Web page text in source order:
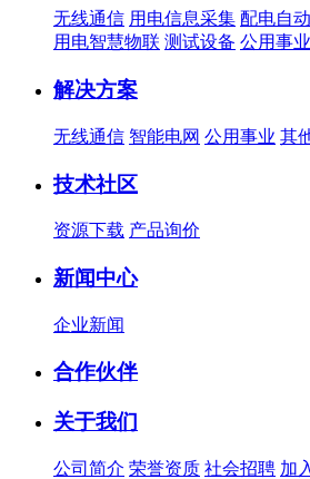
无线通信 用电信息采集 配电自
用电智慧物联 测试设备 公用事业
解决方案
无线通信 智能电网 公用事业 其
技术社区
资源下载 产品询价
新闻中心
企业新闻
合作伙伴
关于我们
公司简介 荣誉资质 社会招聘 加